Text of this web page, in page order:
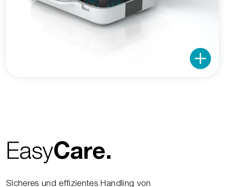
EasyCare.
Sicheres und effizientes Handling von